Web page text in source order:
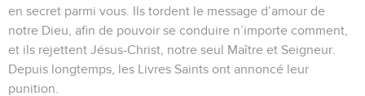
en secret parmi vous. Ils tordent le message d’amour de
notre Dieu, afin de pouvoir se conduire n’importe comment,
et ils rejettent Jésus-Christ, notre seul Maître et Seigneur.
Depuis longtemps, les Livres Saints ont annoncé leur
punition.